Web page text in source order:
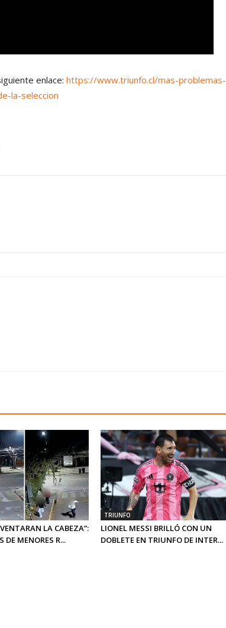
enlace: https://www.triunfo.cl/mas-problemas-
la-seleccion
LA CABEZA”:
DE MENORES R...
TRIUNFO
LIONEL MESSI BRILLÓ CON UN
DOBLETE EN TRIUNFO DE INTER...